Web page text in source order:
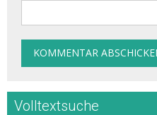
Volltextsuche